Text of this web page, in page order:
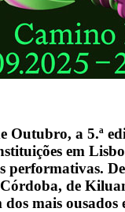
Outubro, a 5.ª
em
performativas.
de
mais